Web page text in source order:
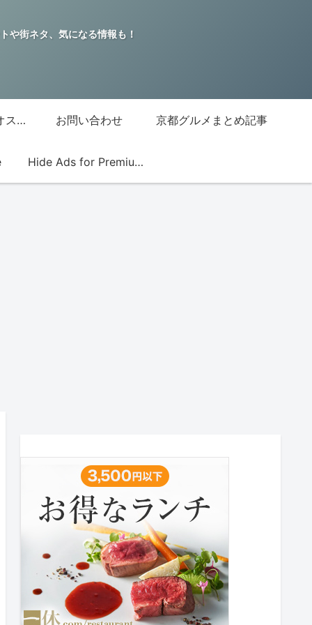
や街ネタ、気になる情報も！
グッチジャパン的オススメ店 お問い合わせ 京都グルメまとめ記事
Hide Ads for Premium Members